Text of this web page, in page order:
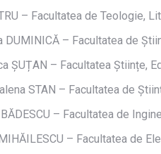
– Facultatea de Teologie,
DUMINICĂ – Facultatea de
ȘUȚAN – Facultatea Științe,
STAN – Facultatea de
– Facultatea de
– Facultatea de